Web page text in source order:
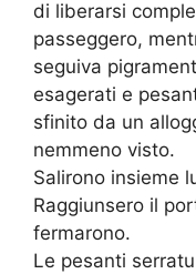
di liberarsi
passeggero,
seguiva
esagerati e
sfinito da un
nemmeno visto.
Salirono insieme
Raggiunsero il
fermarono.
Le pesanti